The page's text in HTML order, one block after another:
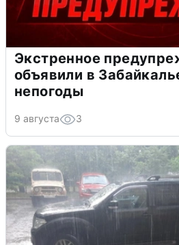
Экстренное
объявили в
непогоды
9 августа 3